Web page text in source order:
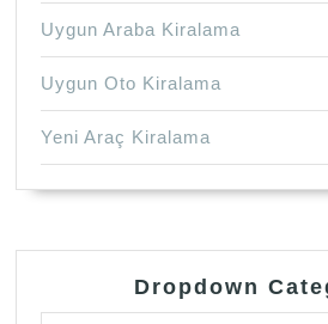
Uygun Araba Kiralama
Uygun Oto Kiralama
Yeni Araç Kiralama
Dropdown